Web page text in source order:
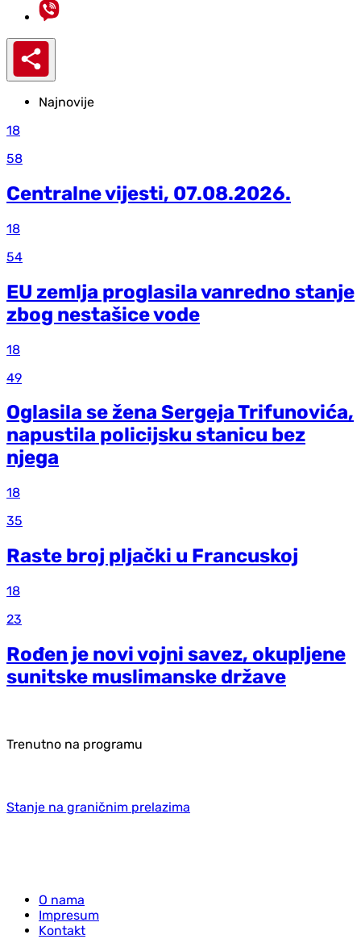
Najnovije
18
58
Centralne vijesti, 07.08.2026.
18
54
EU zemlja proglasila vanredno stanje
zbog nestašice vode
18
49
Oglasila se žena Sergeja Trifunovića,
napustila policijsku stanicu bez
njega
18
35
Raste broj pljački u Francuskoj
18
23
Rođen je novi vojni savez, okupljene
sunitske muslimanske države
Trenutno na programu
Stanje na graničnim prelazima
O nama
Impresum
Kontakt